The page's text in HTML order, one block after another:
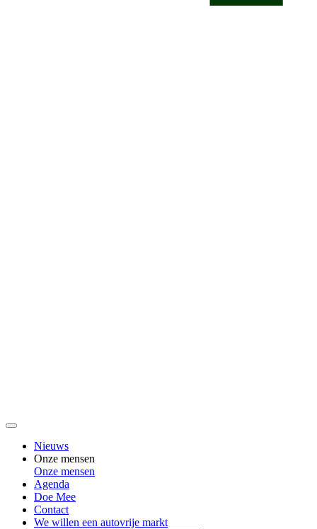
Nieuws
Onze mensen
Onze mensen
Agenda
Doe Mee
Contact
We willen een autovrije markt